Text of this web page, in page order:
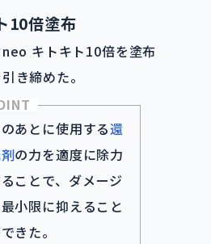
10倍塗布
キトキト10倍を塗布
き締めた。
あとに使用する還
の力を適度に除力
ことで、ダメージ
小限に抑えること
きた。